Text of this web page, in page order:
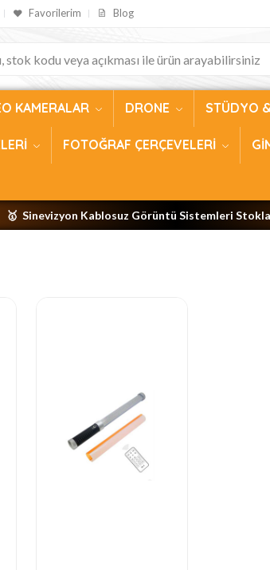
Favorilerim Blog
KAMERALAR DRONE STÜDYO
FOTOĞRAF ÇERÇEVELERİ
🥇 Sinevizyon Kablosuz Görüntü Sistemleri